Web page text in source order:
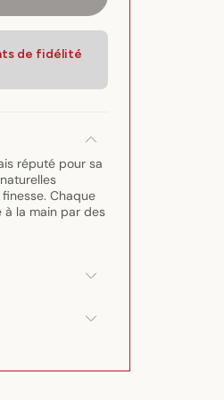
de fidélité
réputé pour sa
Chaque
à la main par des